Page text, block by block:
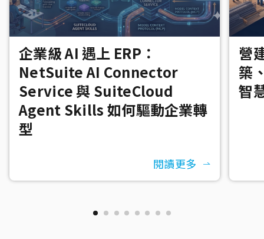
企業級 AI 遇上 ERP：
NetSuite AI Connector
Service 與 SuiteCloud
Agent Skills 如何驅動企業轉
型
閱讀更多
營
築
智